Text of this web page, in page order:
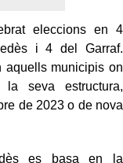
eleccions en 4
i 4 del Garraf.
aquells municipis on
seva estructura,
de 2023 o de nova
es basa en la